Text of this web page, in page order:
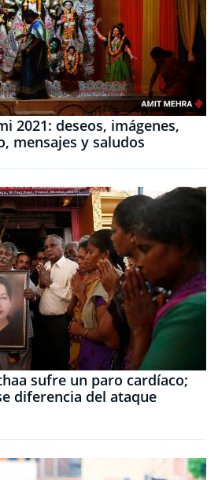
2021: deseos, imágenes,
mensajes y saludos
sufre un paro cardíaco;
diferencia del ataque